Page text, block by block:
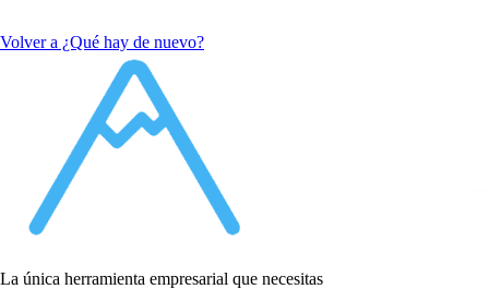
Volver a ¿Qué hay de nuevo?
La única herramienta empresarial que necesitas